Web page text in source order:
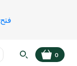
فتح
0